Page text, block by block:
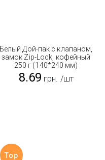
Белый Дой-пак с клапаном,
замок Zip-Lock, кофейный
250 г (140*240 мм)
8.69 грн. /шт
Top